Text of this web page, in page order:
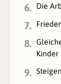
6. Die
7.
8.
Kinder
9.